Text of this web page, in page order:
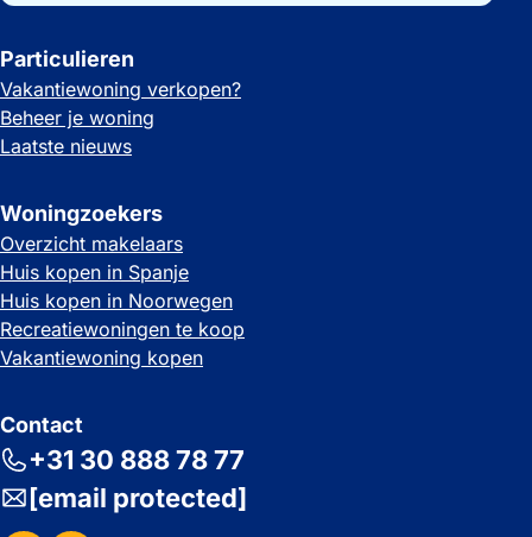
Particulieren
Vakantiewoning verkopen?
Beheer je woning
Laatste nieuws
Woningzoekers
Overzicht makelaars
Huis kopen in Spanje
Huis kopen in Noorwegen
Recreatiewoningen te koop
Vakantiewoning kopen
Contact
+31 30 888 78 77
[email protected]